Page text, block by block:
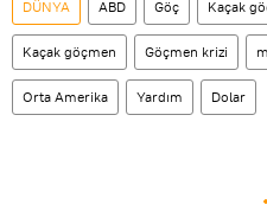
DÜNYA ABD Göç Kaçak
Kaçak göçmen Göçmen krizi
Orta Amerika Yardım Dolar